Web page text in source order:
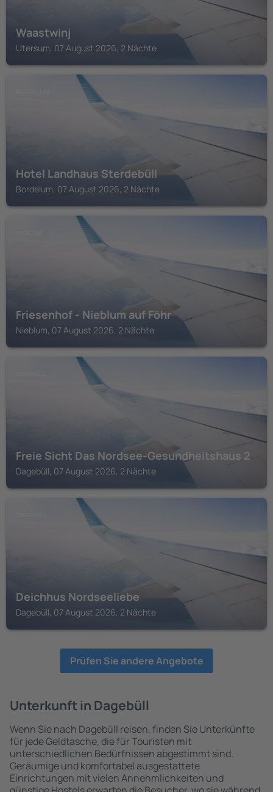
Waastwinj
Utersum, 07 August 2026, 2 Nächte
Hotel Landhaus Sterdebüll
Bordelum, 07 August 2026, 2 Nächte
Friesenhof - Nieblum auf Föhr
Nieblum, 07 August 2026, 2 Nächte
Freie Sicht Das Nordsee-Gesundheitshaus 2
Dagebüll, 07 August 2026, 2 Nächte
Deichhus Nordseeliebe
Dagebüll, 07 August 2026, 2 Nächte
Prüfen Sie andere Angebote
Unterkunft in Dagebüll
Wenn Sie nach Dagebüll reisen, finden Sie Unterkünfte
für jede Geldtasche, die für Touristen mit
unterschiedlichen Bedürfnissen abgestimmt sind.
Geräumige und komfortabel ausgestattete
Einrichtungen mit vielen Annehmlichkeiten und